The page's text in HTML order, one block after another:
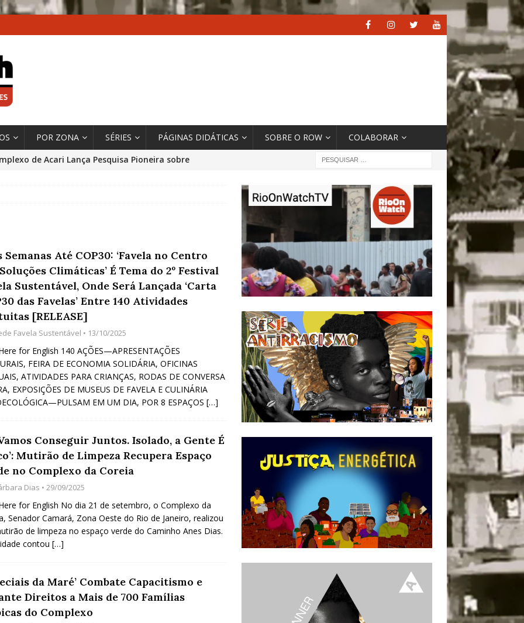
POR ZONA SÉRIES PÁGINAS DIDÁTICAS SOBRE O ROW COLABORAR
de Acari Lança Pesquisa Pioneira sobre
Cidades
*DESTAQUE
Começou com uma Praça em Ramos [OPINIÃO]
Agroecológico com os Povos das Águas Reúne
e Inauguração da Feira da Praia do Remanso
COBERTURA DE EVENTOS
Fluminenses, Cronicamente Abandonados,
Nova Via Mobilidade 10 Anos Após Rio2016
Semanas Até COP30: ‘Favela no Centro
Climáticas’ É Tema do 2º Festival
Sustentável, Onde Será Lançada ‘Carta
das Favelas’ Entre 140 Atividades
[RELEASE]
Favela Sustentável • 13/10/2025
for English 140 AÇÕES—APRESENTAÇÕES
FEIRA DE ECONOMIA SOLIDÁRIA, OFICINAS
ATIVIDADES PARA CRIANÇAS, RODAS DE CONVERSA
EXPOSIÇÕES DE MUSEUS DE FAVELA E CULINÁRIA
EM UM DIA, POR 8 ESPAÇOS […]
Conseguir Juntos. Isolado, a Gente É
Mutirão de Limpeza Recupera Espaço
no Complexo da Coreia
Dias • 29/09/2025
for English No dia 21 de setembro, o Complexo da
Senador Camará, Zona Oeste do Rio de Janeiro, realizou
de limpeza no espaço verde do Caminho Anes Dias.
contou […]
da Maré’ Combate Capacitismo e
Direitos a Mais de 700 Famílias
do Complexo